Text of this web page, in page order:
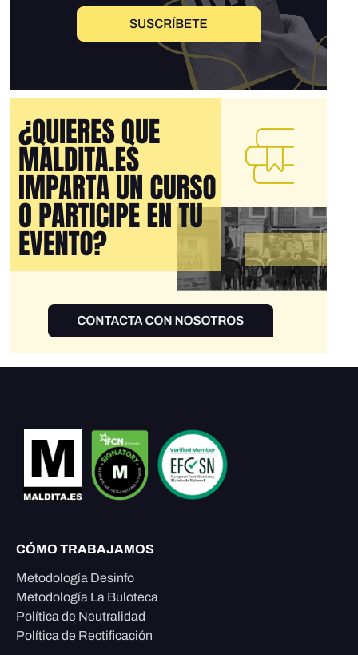
CÓMO TRABAJAMOS
Metodología Desinfo
Metodología La Buloteca
Política de Neutralidad
Política de Rectificación